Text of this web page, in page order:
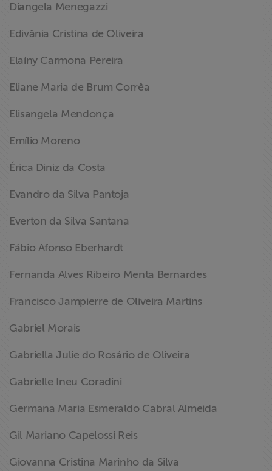
Diangela Menegazzi
Edivânia Cristina de Oliveira
Elaíny Carmona Pereira
Eliane Maria de Brum Corrêa
Elisangela Mendonça
Emílio Moreno
Érica Diniz da Costa
Evandro da Silva Pantoja
Everton da Silva Santana
Fábio Afonso Eberhardt
Fernanda Alves Ribeiro Menta Bernardes
Francisco Jampierre de Oliveira Martins
Gabriel Morais
Gabriella Julie do Rosário de Oliveira
Gabrielle Ineu Coradini
Germana Maria Esmeraldo Cabral Almeida
Gil Mariano Capelossi Reis
Giovanna Cristina Marinho da Silva